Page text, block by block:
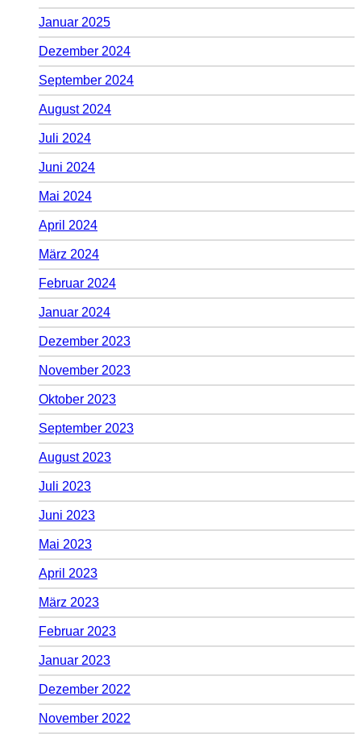
Januar 2025
Dezember 2024
September 2024
August 2024
Juli 2024
Juni 2024
Mai 2024
April 2024
März 2024
Februar 2024
Januar 2024
Dezember 2023
November 2023
Oktober 2023
September 2023
August 2023
Juli 2023
Juni 2023
Mai 2023
April 2023
März 2023
Februar 2023
Januar 2023
Dezember 2022
November 2022